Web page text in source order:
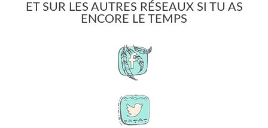
ET SUR LES AUTRES RÉSEAUX SI TU AS
ENCORE LE TEMPS